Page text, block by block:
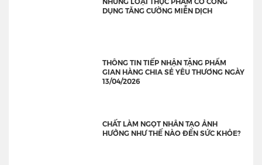
DỤNG TĂNG CƯỜNG MIỄN DỊCH
THÔNG TIN TIẾP NHẬN TẶNG PHẨM
GIAN HÀNG CHIA SẺ YÊU THƯƠNG NGÀY
13/04/2026
CHẤT LÀM NGỌT NHÂN TẠO ẢNH
HƯỞNG NHƯ THẾ NÀO ĐẾN SỨC KHỎE?